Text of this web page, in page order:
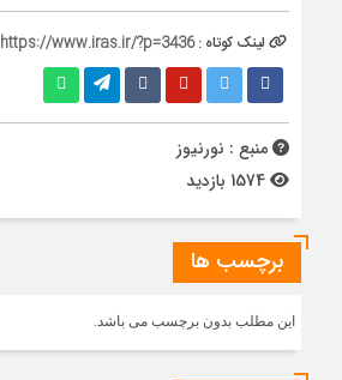
لینک کوتاه :https://www.iras.ir/?p=3436
منبع : نورنیوز
برچسب ها
این مطلب بدون برچسب می باشد.